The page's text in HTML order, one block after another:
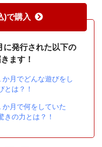
)で購入
に発行された以下の
ます！
月でどんな遊びをし
とは？！
月で何をしていた
きの力とは？！